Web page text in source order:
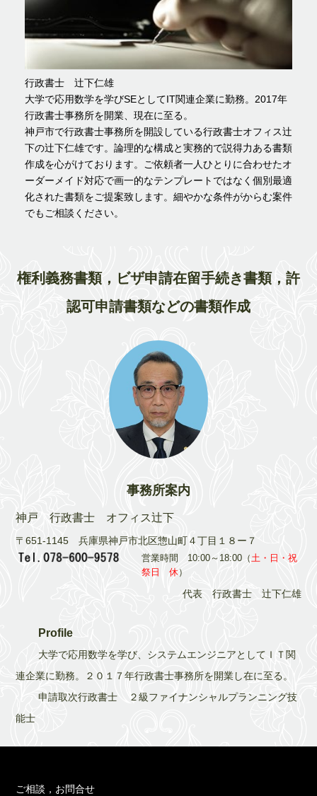
行政書士 辻下仁雄
大学で応用数学を学びSEとしてIT関連企業に勤務。2017年
行政書士事務所を開業、現在に至る。
神戸市で行政書士事務所を開設している行政書士オフィス辻
下の辻下仁雄です。論理的な構成と実務的で説得力ある書類
作成を心がけております。ご依頼者一人ひとりに合わせたオ
ーダーメイド対応で画一的なテンプレートではなく個別最適
化された書類をご提案致します。細やかな条件がからむ案件
でもご相談ください。
権利義務書類，ビザ申請在留手続き書類，許
認可申請書類などの書類作成
事務所案内
神戸 行政書士 オフィス辻下
〒651-1145 兵庫県神戸市北区惣山町４丁目１８ー７
営業時間 10:00～18:00（ 土・日・祝
祭日 休）
代表 行政書士 辻下仁雄
Profile
大学で応用数学を学び、システムエンジニアとしてＩＴ関
連企業に勤務。２０１７年行政書士事務所を開業し在に至る。
申請取次行政書士 ２級ファイナンシャルプランニング技
能士
ご相談，お問合せ